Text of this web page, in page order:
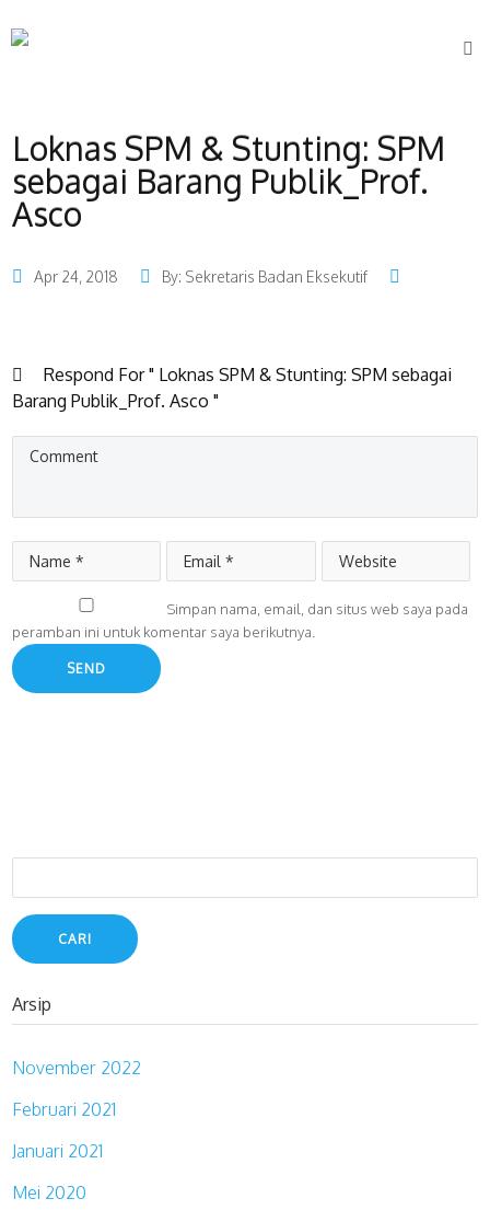
Loknas SPM & Stunting: SPM
sebagai Barang Publik_Prof.
Asco
Apr 24, 2018 By: Sekretaris Badan Eksekutif
Respond For " Loknas SPM & Stunting: SPM sebagai
Barang Publik_Prof. Asco "
Simpan nama, email, dan situs web saya pada
peramban ini untuk komentar saya berikutnya.
untuk:
Arsip
November 2022
Februari 2021
Januari 2021
Mei 2020